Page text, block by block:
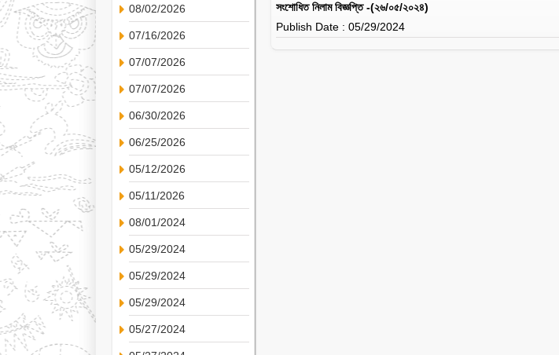
08/02/2026
07/16/2026
07/07/2026
07/07/2026
06/30/2026
06/25/2026
05/12/2026
05/11/2026
08/01/2024
05/29/2024
05/29/2024
05/29/2024
05/27/2024
সংশোধিত নিলাম বিজ্ঞপ্তি -(২৬/০৫/২০২৪)
Publish Date : 05/29/2024